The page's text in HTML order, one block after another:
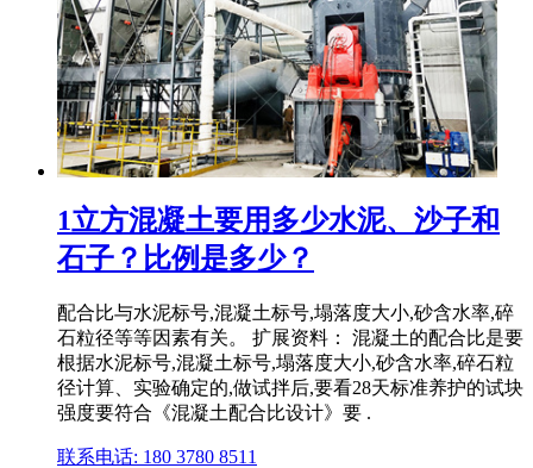
1立方混凝土要用多少水泥、沙子和
石子？比例是多少？
配合比与水泥标号,混凝土标号,塌落度大小,砂含水率,碎
石粒径等等因素有关。 扩展资料： 混凝土的配合比是要
根据水泥标号,混凝土标号,塌落度大小,砂含水率,碎石粒
径计算、实验确定的,做试拌后,要看28天标准养护的试块
强度要符合《混凝土配合比设计》要 .
联系电话: 180 3780 8511